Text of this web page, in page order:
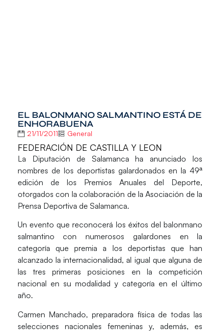
EL BALONMANO SALMANTINO ESTÁ DE
ENHORABUENA
21/11/2011 General
FEDERACIÓN DE CASTILLA Y LEON
La Diputación de Salamanca ha anunciado los
nombres de los deportistas galardonados en la 49ª
edición de los Premios Anuales del Deporte,
otorgados con la colaboración de la Asociación de la
Prensa Deportiva de Salamanca.
Un evento que reconocerá los éxitos del balonmano
salmantino con numerosos galardones en la
categoría que premia a los deportistas que han
alcanzado la internacionalidad, al igual que alguna de
las tres primeras posiciones en la competición
nacional en su modalidad y categoría en el último
año.
Carmen Manchado, preparadora física de todas las
selecciones nacionales femeninas y, además, es